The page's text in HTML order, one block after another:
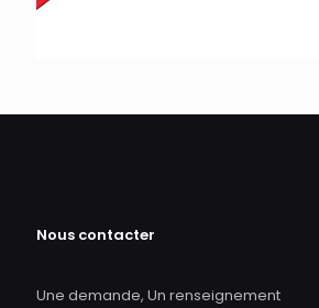
Nous contacter
Une demande, Un renseignement